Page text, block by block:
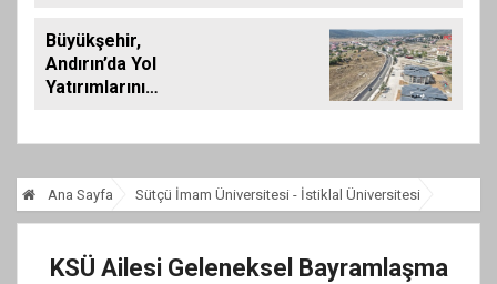
MAHALLESİ
SAKİNLERİYLE
BULUŞTU
Büyükşehir,
Andırın’da Yol
Yatırımlarını
Ana Sayfa Sütçü İmam Üniversitesi - İstiklal Üniversitesi
KSÜ Ailesi Geleneksel Bayramlaşma